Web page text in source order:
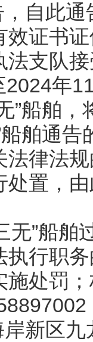
自此通
效证书
支队
年
”船舶
船舶通
法律法
置，
无”船
执行职
处罚
新区